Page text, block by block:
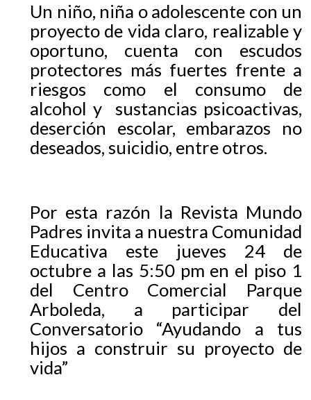
Un niño, niña o adolescente con un
proyecto de vida claro, realizable y
oportuno, cuenta con escudos
protectores más fuertes frente a
riesgos como el consumo de
alcohol y sustancias psicoactivas,
deserción escolar, embarazos no
deseados, suicidio, entre otros.
Por esta razón la Revista Mundo
Padres invita a nuestra Comunidad
Educativa este jueves 24 de
octubre a las 5:50 pm en el piso 1
del Centro Comercial Parque
Arboleda, a participar del
Conversatorio “Ayudando a tus
hijos a construir su proyecto de
vida”